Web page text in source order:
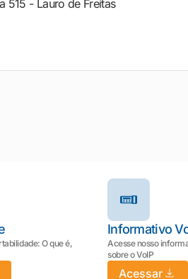
515 - Lauro de Freitas
O que é,
Informativo
Acesse nosso
sobre o VoIP
Acessar